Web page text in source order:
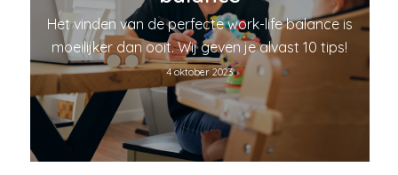
Het vinden van de perfecte work-life balance is
moeilijker dan ooit. Wij geven je alvast 10 tips!
4 oktober 2023